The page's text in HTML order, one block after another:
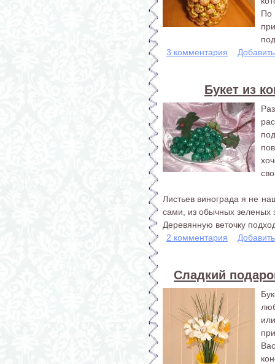
3 комментария
Букет из
Листьев винограда я не
сами, из обычных зеленых
Деревянную веточку
2 комментария
Сладкий